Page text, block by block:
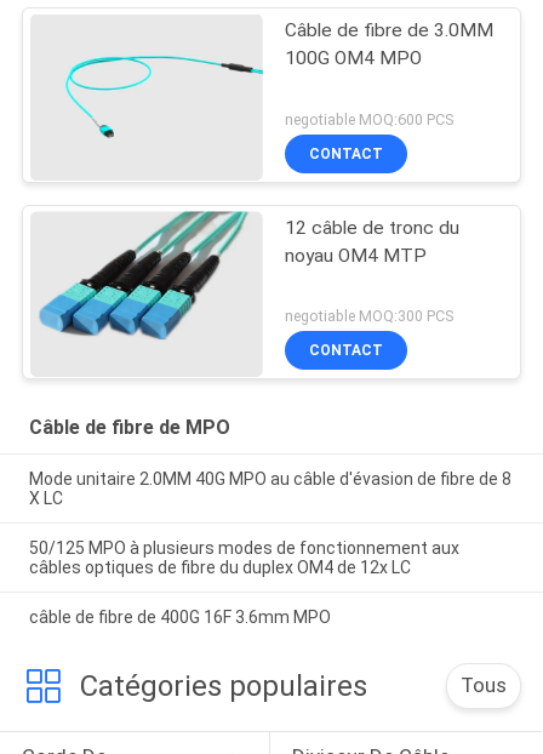
Câble de fibre de 3.0MM
100G OM4 MPO
negotiable MOQ:600 PCS
CONTACT
12 câble de tronc du
noyau OM4 MTP
negotiable MOQ:300 PCS
CONTACT
Câble de fibre de MPO
Mode unitaire 2.0MM 40G MPO au câble d'évasion de fibre de 8
X LC
50/125 MPO à plusieurs modes de fonctionnement aux
câbles optiques de fibre du duplex OM4 de 12x LC
câble de fibre de 400G 16F 3.6mm MPO
Catégories populaires Tous